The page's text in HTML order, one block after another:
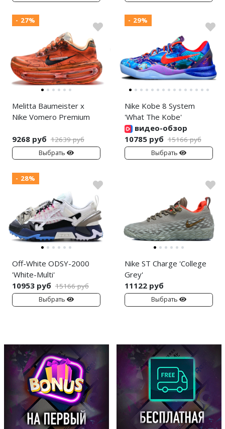
- 27%
Melitta Baumeister x
Nike Vomero Premium
9268 руб 12639 руб
Выбрать
- 29%
Nike Kobe 8 System
'What The Kobe'
видео-обзор
10785 руб 15166 руб
Выбрать
- 28%
Off-White ODSY-2000
'White-Multi'
10953 руб 15166 руб
Выбрать
Nike ST Charge 'College
Grey'
11122 руб
Выбрать